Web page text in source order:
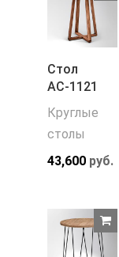
Стол
АС-1121
Круглые
столы
43,600 руб.